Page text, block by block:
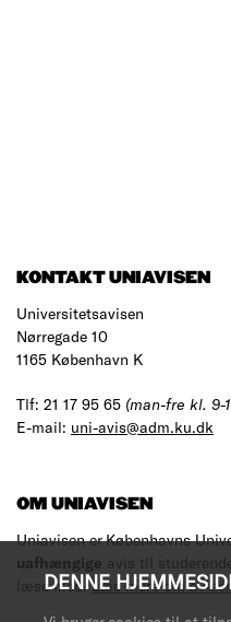
DENNE
KONTAKT UNIAVISEN
Universitetsavisen
Nørregade 10
1165 København K
Tlf: 21 17 95 65 (man-fre kl. 9-
E-mail: uni-avis@adm.ku.dk
OM UNIAVISEN
Uniavisen er Københavns
uafhængige avis til
læse med.Læs mere om